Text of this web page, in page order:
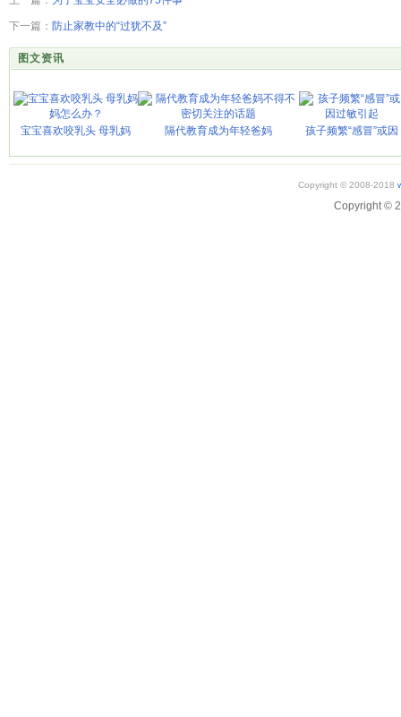
下一篇： 防止家教中的“过犹不及”
图文资讯
宝宝喜欢咬乳头 母乳妈 隔代教育成为年轻爸妈 孩子频繁“感冒”或因
Copyright © 2008-2018
Copyright ©